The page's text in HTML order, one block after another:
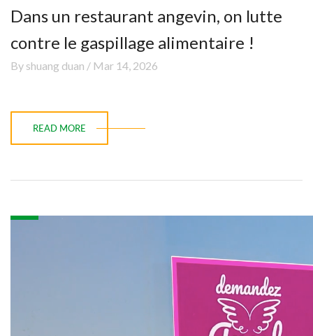
Dans un restaurant angevin, on lutte
contre le gaspillage alimentaire !
By shuang duan / Mar 14, 2026
READ MORE